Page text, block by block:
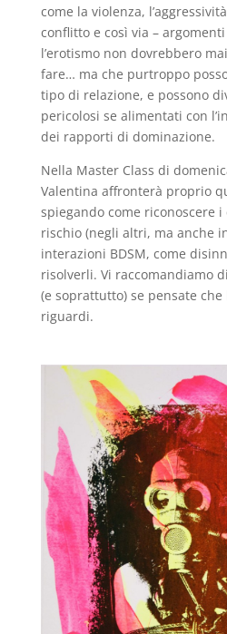
come la violenza,
conflitto e così via –
l’erotismo non dovrebbero
fare… ma che purtroppo
tipo di relazione, e possono
pericolosi se alimentati con
dei rapporti di dominazione.
Nella Master Class di
Valentina affronterà proprio
spiegando come riconoscere
rischio (negli altri, ma anche
interazioni BDSM, come
risolverli. Vi raccomandiamo
(e soprattutto) se pensate che
riguardi.